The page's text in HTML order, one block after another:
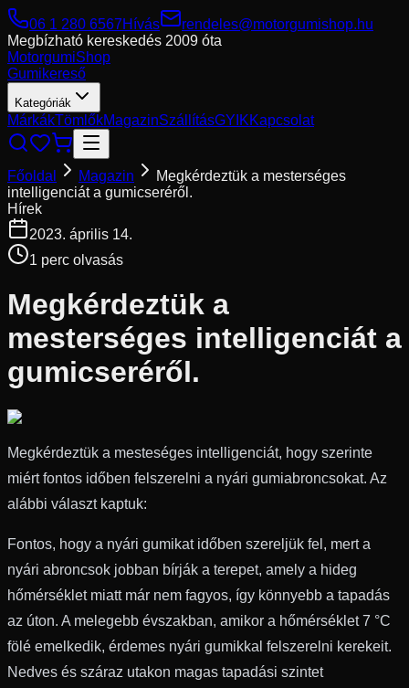
06 1 280 6567Hívás
rendeles@motorgumishop.hu
Megbízható kereskedés 2009 óta
MotorgumiShop
Gumikereső
Kategóriák
MárkákTömlőkMagazinSzállításGYIKKapcsolat
Főoldal Magazin
Megkérdeztük a mesterséges
intelligenciát a gumicseréről.
Hírek
2023. április 14.
1 perc olvasás
Megkérdeztük a
mesterséges intelligenciát a
gumicseréről.
Megkérdeztük a mesteséges intelligenciát, hogy szerinte
miért fontos időben felszerelni a nyári gumiabroncsokat. Az
alábbi választ kaptuk:
Fontos, hogy a nyári gumikat időben szereljük fel, mert a
nyári abroncsok jobban bírják a terepet, amely a hideg
hőmérséklet miatt már nem fagyos, így könnyebb a tapadás
az úton. A melegebb évszakban, amikor a hőmérséklet 7 °C
fölé emelkedik, érdemes nyári gumikkal felszerelni kerekeit.
Nedves és száraz utakon magas tapadási szintet